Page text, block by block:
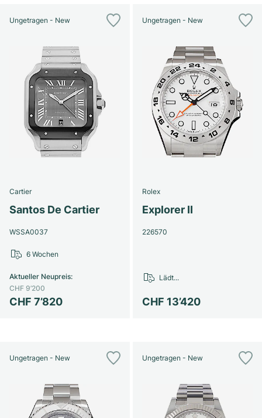
Ungetragen - New
Cartier
Santos De Cartier
WSSA0037
CHF 7’820
Aktueller Neupreis:
CHF 9’200
6 Wochen
Ungetragen - New
Rolex
Explorer II
226570
CHF 13’420
Lädt...
Ungetragen - New Ungetragen - New